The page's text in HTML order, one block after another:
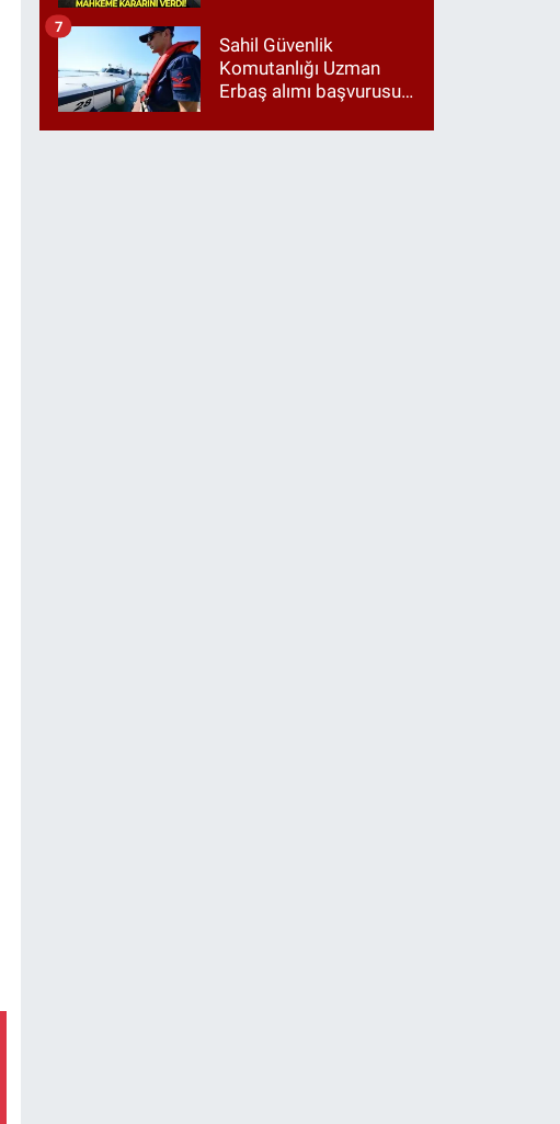
Sahil Güvenlik
Komutanlığı Uzman
Erbaş alımı başvurusu
başvuru şartları neler?
7